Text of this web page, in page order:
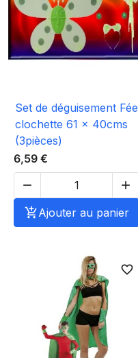
Set de déguisement Fée
clochette 61 x 40cms
(3pièces)
6,59 €


Ajouter au panier
favorite_border